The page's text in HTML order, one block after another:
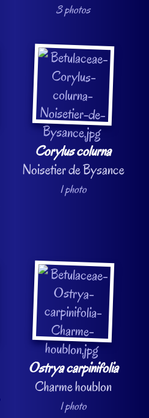
3 photos
Corylus colurna
Noisetier de Bysance
1 photo
Ostrya carpinifolia
Charme houblon
1 photo